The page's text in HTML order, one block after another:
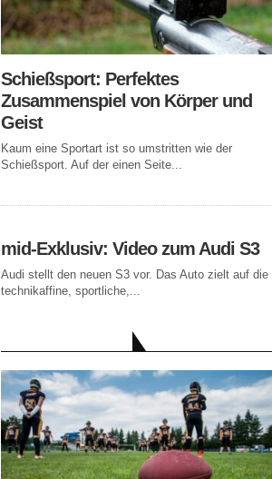
Schießsport: Perfektes
Zusammenspiel von Körper und
Geist
Kaum eine Sportart ist so umstritten wie der
Schießsport. Auf der einen Seite...
mid-Exklusiv: Video zum Audi S3
Audi stellt den neuen S3 vor. Das Auto zielt auf die
technikaffine, sportliche,...